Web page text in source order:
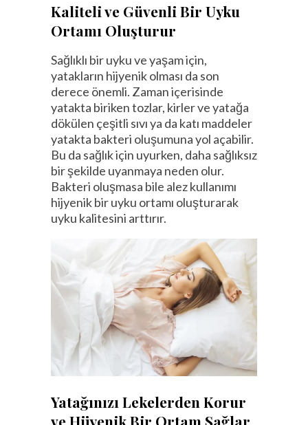
Kaliteli ve Güvenli Bir Uyku
Ortamı Oluşturur
Sağlıklı bir uyku ve yaşam için,
yatakların hijyenik olması da son
derece önemli. Zaman içerisinde
yatakta biriken tozlar, kirler ve yatağa
dökülen çeşitli sıvı ya da katı maddeler
yatakta bakteri oluşumuna yol açabilir.
Bu da sağlık için uyurken, daha sağlıksız
bir şekilde uyanmaya neden olur.
Bakteri oluşmasa bile alez kullanımı
hijyenik bir uyku ortamı oluşturarak
uyku kalitesini arttırır.
Yatağınızı Lekelerden Korur
ve Hijyenik Bir Ortam Sağlar